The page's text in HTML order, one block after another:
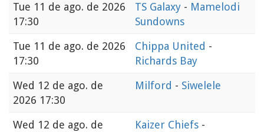
Tue 11 de ago. de 2026
17:30
TS Galaxy - Mamelodi
Sundowns
Tue 11 de ago. de 2026
17:30
Chippa United -
Richards Bay
Wed 12 de ago. de
2026 17:30
Milford - Siwelele
Wed 12 de ago. de
Kaizer Chiefs -